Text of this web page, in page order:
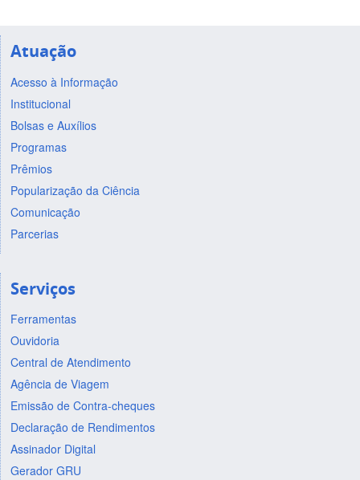
Atuação
Acesso à Informação
Institucional
Bolsas e Auxílios
Programas
Prêmios
Popularização da Ciência
Comunicação
Parcerias
Serviços
Ferramentas
Ouvidoria
Central de Atendimento
Agência de Viagem
Emissão de Contra-cheques
Declaração de Rendimentos
Assinador Digital
Gerador GRU